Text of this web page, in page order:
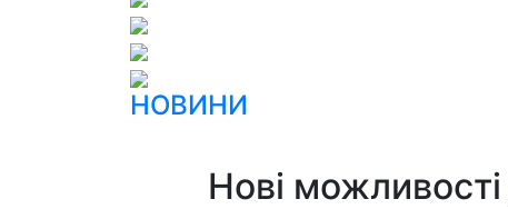
НОВИНИ
Нові